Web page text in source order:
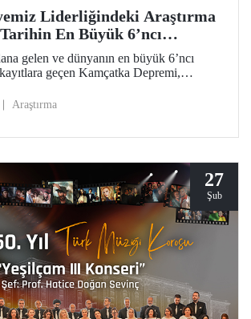
Liderliğindeki Araştırma
En Büyük 6’ncı
Öncül Çalışma
gelen ve dünyanın en büyük 6’ncı
geçen Kamçatka Depremi,
ayrıntılı biçimde ele alındı. Science
Araştırma
27
Şub